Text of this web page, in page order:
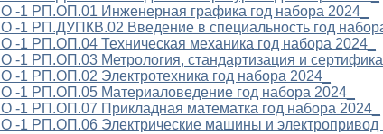
-1 РП.ОП.01 Инженерная графика год набора 2024_
-1 РП.ДУПКВ.02 Введение в специальность год
-1 РП.ОП.04 Техническая механика год набора 2024_
-1 РП.ОП.03 Метрология, стандартизация и
-1 РП.ОП.02 Электротехника год набора 2024_
-1 РП.ОП.05 Материаловедение год набора 2024_
-1 РП.ОП.07 Прикладная математка год набора 2024_
-1 РП.ОП.06 Электрические машины и электропривод